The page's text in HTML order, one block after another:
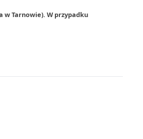
w Tarnowie). W przypadku